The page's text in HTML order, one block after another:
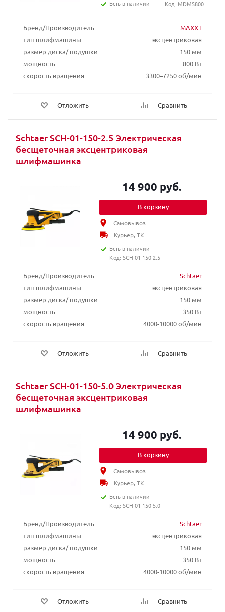
Бренд/Производитель
MAXXT
тип шлифмашины
эксцентриковая
размер диска/ подушки
150 мм
мощность
800 Вт
скорость вращения
3300–7250 об/мин
Отложить Сравнить
Есть в наличии Код: MDMS800
Schtaer SCH-01-150-2.5 Электрическая
бесщеточная эксцентриковая
шлифмашинка
Бренд/Производитель
Schtaer
тип шлифмашины
эксцентриковая
размер диска/ подушки
150 мм
мощность
350 Вт
скорость вращения
4000-10000 об/мин
Отложить Сравнить
14 900 руб.
В корзину
Самовывоз
Курьер, ТК
Есть в наличии
Код: SCH-01-150-2.5
Schtaer SCH-01-150-5.0 Электрическая
бесщеточная эксцентриковая
шлифмашинка
Бренд/Производитель
Schtaer
тип шлифмашины
эксцентриковая
размер диска/ подушки
150 мм
мощность
350 Вт
скорость вращения
4000-10000 об/мин
Отложить Сравнить
14 900 руб.
В корзину
Самовывоз
Курьер, ТК
Есть в наличии
Код: SCH-01-150-5.0